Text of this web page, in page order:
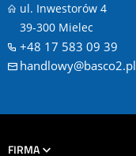
ul. Inwestorów 4
39-300 Mielec
+48 17 583 09 39
handlowy@basco2.pl
FIRMA